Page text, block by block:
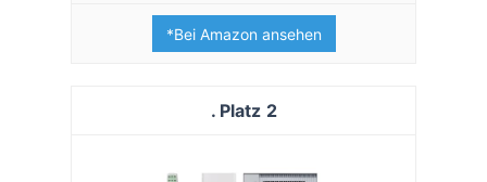
*Bei Amazon ansehen
2